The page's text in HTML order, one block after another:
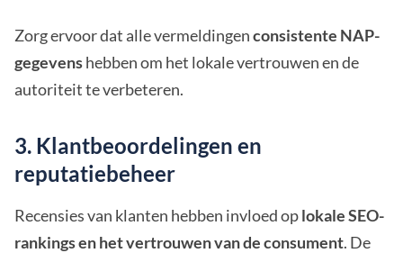
Zorg ervoor dat alle vermeldingenconsistente NAP-
gegevenshebben om het lokale vertrouwen en de
autoriteit te verbeteren.
3. Klantbeoordelingen en
reputatiebeheer
Recensies van klanten hebben invloed oplokale SEO-
rankings en het vertrouwen van de consument. De